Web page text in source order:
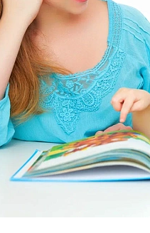
Lucky
на первую